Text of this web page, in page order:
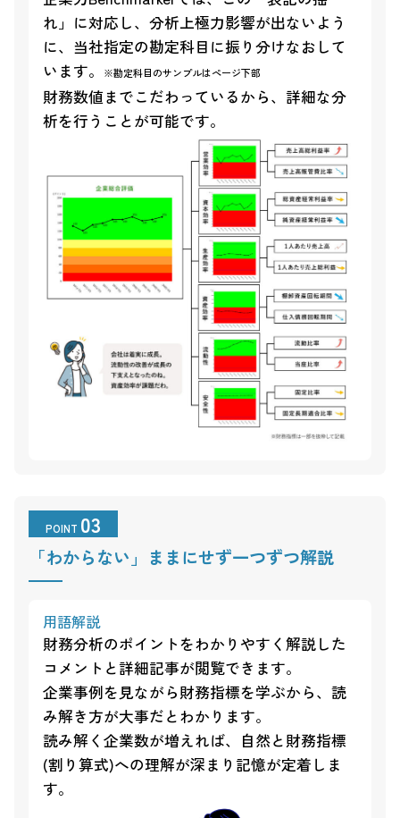
れ」に対応し、分析上極力影響が出ないよう
に、当社指定の勘定科目に振り分けなおして
います。
※勘定科目のサンプルはページ下部
財務数値までこだわっているから、詳細な分
析を行うことが可能です。
POINT 03
「わからない」ままにせず一つずつ解説
用語解説
財務分析のポイントをわかりやすく解説した
コメントと詳細記事が閲覧できます。
企業事例を見ながら財務指標を学ぶから、読
み解き方が大事だとわかります。
読み解く企業数が増えれば、自然と財務指標
(割り算式)への理解が深まり記憶が定着しま
す。